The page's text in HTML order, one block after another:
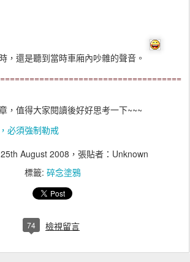
，還是聽到當時車廂內吵雜的聲音。
，值得大家閱讀後好好思考一下~~~
必須強制勒戒
25th August 2008 ，張貼者：Unknown
標籤: 碎念塗鴉
74 檢視留言